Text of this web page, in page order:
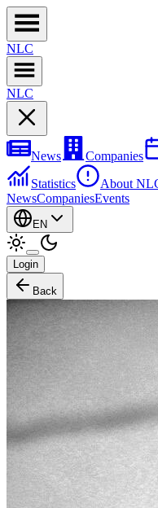
NLC
NLC
News Companies
Statistics
About
NewsCompaniesEvents
EN
Login
Back